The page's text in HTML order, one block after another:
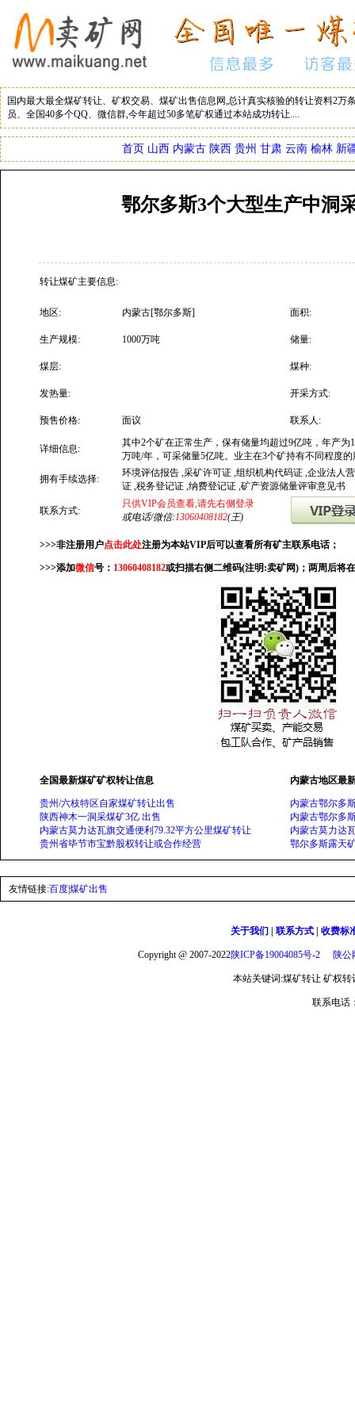
国内最大最全煤矿转让、矿权交易、煤矿出售信息网,总计真实核验的转让资料2万
员、全国40多个QQ、微信群,今年超过50多笔矿权通过本站成功转让....
首页 山西 内蒙古 陕西 贵州 甘肃 云南 榆林 新
鄂尔多斯3个大型生产中洞
转让煤矿主要信息:
地区: 内蒙古[鄂尔多斯] 面积:
生产规模: 1000万吨 储量:
煤层: 煤种:
发热量: 开采方式:
预售价格: 面议 联系人:
详细信息:
其中2个矿在正常生产，保有储量均超过9亿吨，年产为
万吨/年，可采储量5亿吨。业主在3个矿持有不同程度
拥有手续选择:
环境评估报告 ,采矿许可证 ,组织机构代码证 ,企业法人
证 ,税务登记证 ,纳费登记证 ,矿产资源储量评审意见书
联系方式:
只供VIP会员查看,请先右侧登录
或电话/微信:13060408182(王)
>>>非注册用户点击此处注册为本站VIP后可以查看所有矿主联系电话；
>>>添加微信号： 13060408182或扫描右侧二维码(注明:卖矿网)；两周后将
全国最新煤矿矿权转让信息 内蒙古地区最
贵州/六枝特区自家煤矿转让出售
陕西神木一洞采煤矿3亿 出售
内蒙古莫力达瓦旗交通便利79.32平方公里煤矿转让
贵州省毕节市宝黔股权转让或合作经营
内蒙古鄂尔多
内蒙古鄂尔多
内蒙古莫力达
鄂尔多斯露天
友情链接:百度煤矿出售
关于我们 联系方式 收费标
Copyright @ 2007-2022陕ICP备19004085号-2 陕公
本站关键词:煤矿转让 矿权
联系电话